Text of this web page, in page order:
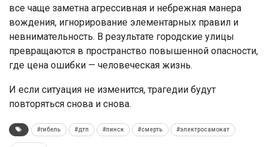
все чаще заметна агрессивная и небрежная манера
вождения, игнорирование элементарных правил и
невнимательность. В результате городские улицы
превращаются в пространство повышенной опасности,
где цена ошибки — человеческая жизнь.
И если ситуация не изменится, трагедии будут
повторяться снова и снова.
#гибель #дтп #пинск #смерть #электросамокат